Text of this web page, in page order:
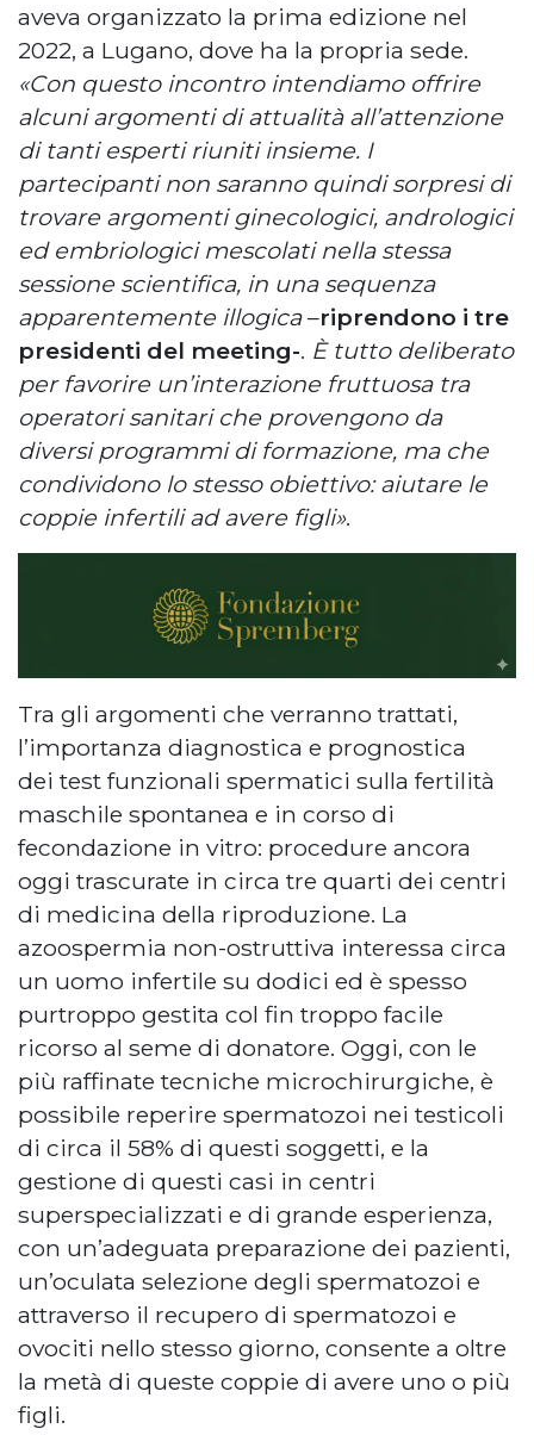
aveva organizzato la prima edizione nel
2022, a Lugano, dove ha la propria sede.
«Con questo incontro intendiamo offrire
alcuni argomenti di attualità all’attenzione
di tanti esperti riuniti insieme. I
partecipanti non saranno quindi sorpresi di
trovare argomenti ginecologici, andrologici
ed embriologici mescolati nella stessa
sessione scientifica, in una sequenza
apparentemente illogica–riprendono i tre
presidenti del meeting-. È tutto deliberato
per favorire un’interazione fruttuosa tra
operatori sanitari che provengono da
diversi programmi di formazione, ma che
condividono lo stesso obiettivo: aiutare le
coppie infertili ad avere figli».
Tra gli argomenti che verranno trattati,
l’importanza diagnostica e prognostica
dei test funzionali spermatici sulla fertilità
maschile spontanea e in corso di
fecondazione in vitro: procedure ancora
oggi trascurate in circa tre quarti dei centri
di medicina della riproduzione. La
azoospermia non-ostruttiva interessa circa
un uomo infertile su dodici ed è spesso
purtroppo gestita col fin troppo facile
ricorso al seme di donatore. Oggi, con le
più raffinate tecniche microchirurgiche, è
possibile reperire spermatozoi nei testicoli
di circa il 58% di questi soggetti, e la
gestione di questi casi in centri
superspecializzati e di grande esperienza,
con un’adeguata preparazione dei pazienti,
un’oculata selezione degli spermatozoi e
attraverso il recupero di spermatozoi e
ovociti nello stesso giorno, consente a oltre
la metà di queste coppie di avere uno o più
figli.